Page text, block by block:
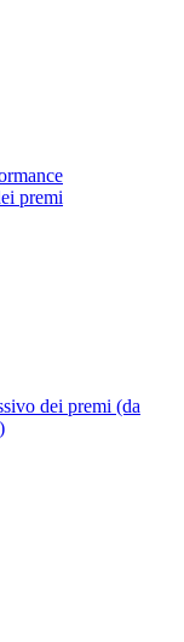
premi
dei premi (da